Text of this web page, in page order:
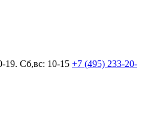
19. Сб,вс: 10-15 +7 (495) 233-20-